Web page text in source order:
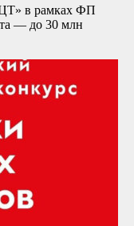
ЦТ» в рамках ФП
— до 30 млн